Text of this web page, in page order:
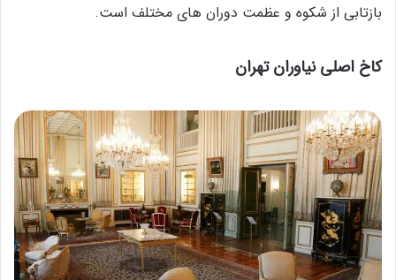
بازتابی از شکوه و عظمت دوران های مختلف است.
کاخ اصلی نیاوران تهران